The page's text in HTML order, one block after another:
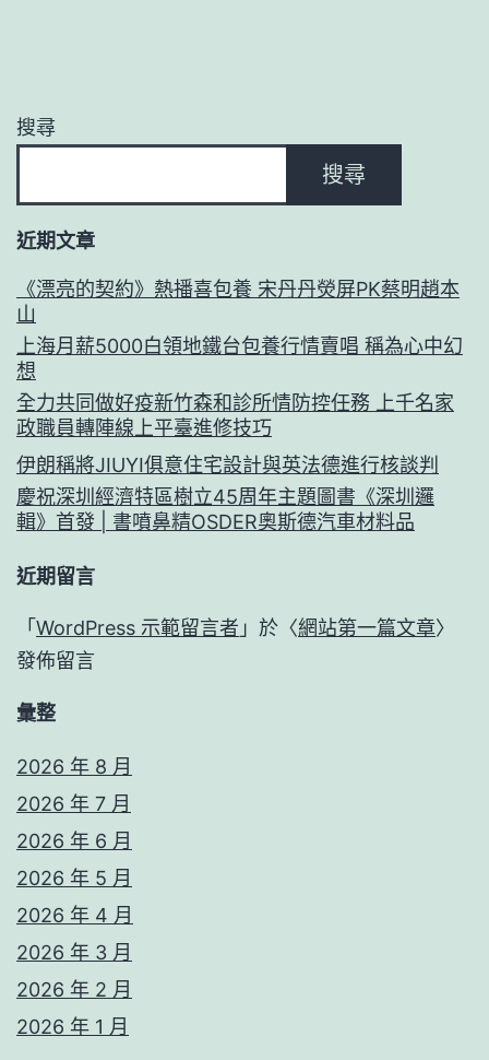
搜尋
搜尋
近期文章
《漂亮的契約》熱播喜包養 宋丹丹熒屏PK蔡明趙本
山
上海月薪5000白領地鐵台包養行情賣唱 稱為心中幻
想
全力共同做好疫新竹森和診所情防控任務 上千名家
政職員轉陣線上平臺進修技巧
伊朗稱將JIUYI俱意住宅設計與英法德進行核談判
慶祝深圳經濟特區樹立45周年主題圖書《深圳邏
輯》首發 | 書噴鼻精OSDER奧斯德汽車材料品
近期留言
「 WordPress 示範留言者 」於〈網站第一篇文章〉
發佈留言
彙整
2026 年 8 月
2026 年 7 月
2026 年 6 月
2026 年 5 月
2026 年 4 月
2026 年 3 月
2026 年 2 月
2026 年 1 月